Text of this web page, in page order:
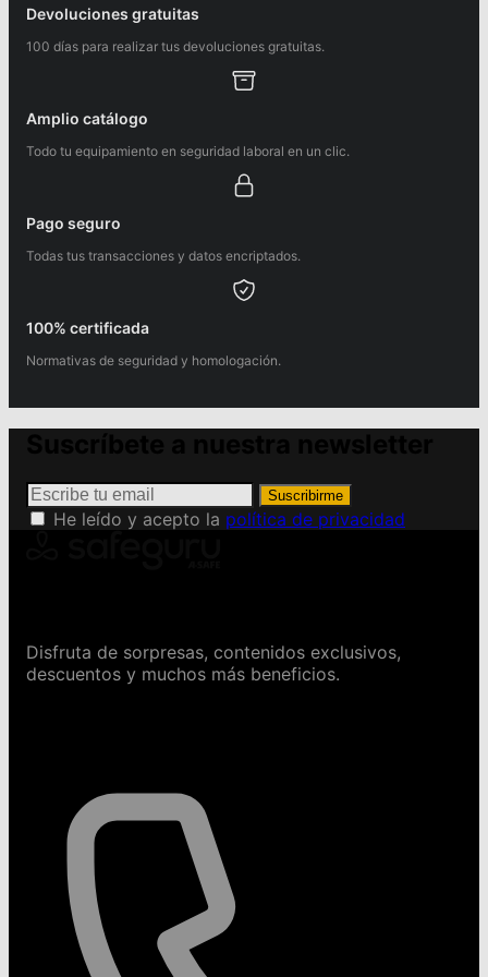
Devoluciones gratuitas
100 días para realizar tus devoluciones gratuitas.
Amplio catálogo
Todo tu equipamiento en seguridad laboral en un clic.
Pago seguro
Todas tus transacciones y datos encriptados.
100% certificada
Normativas de seguridad y homologación.
Suscribirme
He leído y acepto la política de privacidad
Disfruta de sorpresas, contenidos exclusivos,
descuentos y muchos más beneficios.